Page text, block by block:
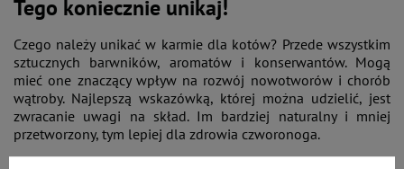
Tego koniecznie unikaj!
Czego należy unikać w karmie dla kotów? Przede wszystkim
sztucznych barwników, aromatów i konserwantów. Mogą
mieć one znaczący wpływ na rozwój nowotworów i chorób
wątroby. Najlepszą wskazówką, której można udzielić, jest
zwracanie uwagi na skład. Im bardziej naturalny i mniej
przetworzony, tym lepiej dla zdrowia czworonoga.